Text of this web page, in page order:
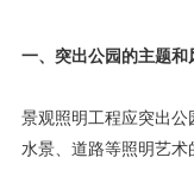
一、突出公园的主题和
景观照明工程应突出公
水景、道路等照明艺术